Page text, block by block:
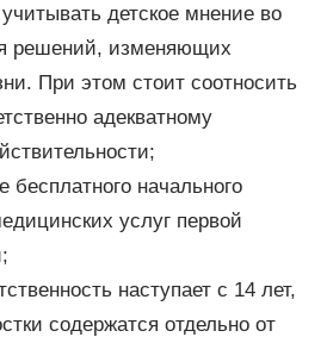
детское мнение во
решений, изменяющих
При этом стоит соотносить
адекватному
бесплатного начального
услуг первой
наступает с 14 лет,
содержатся отдельно от